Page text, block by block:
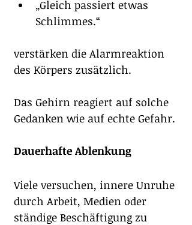
„Gleich passiert etwas
Schlimmes.“
verstärken die Alarmreaktion
des Körpers zusätzlich.
Das Gehirn reagiert auf solche
Gedanken wie auf echte Gefahr.
Dauerhafte Ablenkung
Viele versuchen, innere Unruhe
durch Arbeit, Medien oder
ständige Beschäftigung zu